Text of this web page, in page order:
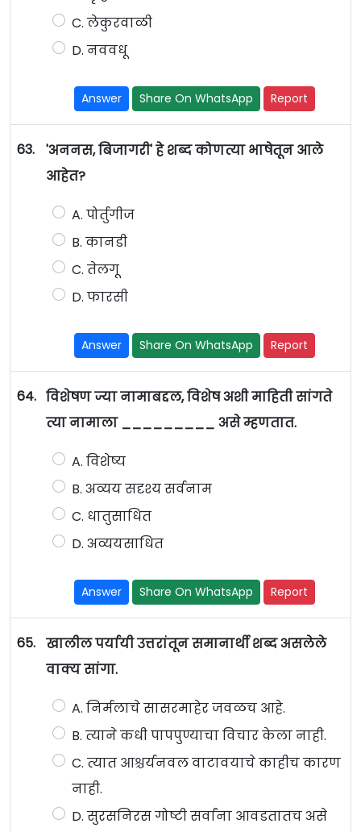
C. लेकुरवाळी
D. नववधू
Answer Share On WhatsApp Report
63.
'अननस, बिजागरी' हे शब्द कोणत्या भाषेतून आले
आहेत?
A. पोर्तुगीज
B. कानडी
C. तेलगू
D. फारसी
Answer Share On WhatsApp Report
64. विशेषण ज्या नामाबद्दल, विशेष अशी माहिती सांगते
त्या नामाला _________ असे म्हणतात.
A. विशेष्य
B. अव्यय सदृश्य सर्वनाम
C. धातुसाधित
D. अव्ययसाधित
Answer Share On WhatsApp Report
65. खालील पर्यायी उत्तरांतून समानार्थी शब्द असलेले
वाक्य सांगा.
A. निर्मलाचे सासरमाहेर जवळच आहे.
B. त्याने कधी पापपुण्याचा विचार केला नाही.
C. त्यात आश्चर्यनवल वाटावयाचे काहीच कारण
नाही.
D. सुरसनिरस गोष्टी सर्वांना आवडतातच असे